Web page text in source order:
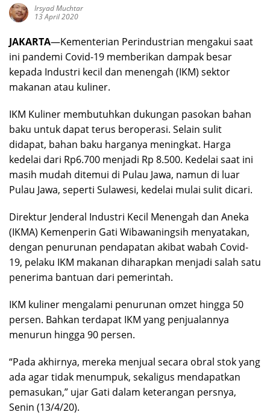
Irsyad Muchtar
13 April 2020
JAKARTA—Kementerian Perindustrian mengakui saat
ini pandemi Covid-19 memberikan dampak besar
kepada Industri kecil dan menengah (IKM) sektor
makanan atau kuliner.
IKM Kuliner membutuhkan dukungan pasokan bahan
baku untuk dapat terus beroperasi. Selain sulit
didapat, bahan baku harganya meningkat. Harga
kedelai dari Rp6.700 menjadi Rp 8.500. Kedelai saat ini
masih mudah ditemui di Pulau Jawa, namun di luar
Pulau Jawa, seperti Sulawesi, kedelai mulai sulit dicari.
Direktur Jenderal Industri Kecil Menengah dan Aneka
(IKMA) Kemenperin Gati Wibawaningsih menyatakan,
dengan penurunan pendapatan akibat wabah Covid-
19, pelaku IKM makanan diharapkan menjadi salah satu
penerima bantuan dari pemerintah.
IKM kuliner mengalami penurunan omzet hingga 50
persen. Bahkan terdapat IKM yang penjualannya
menurun hingga 90 persen.
“Pada akhirnya, mereka menjual secara obral stok yang
ada agar tidak menumpuk, sekaligus mendapatkan
pemasukan,” ujar Gati dalam keterangan persnya,
Senin (13/4/20).